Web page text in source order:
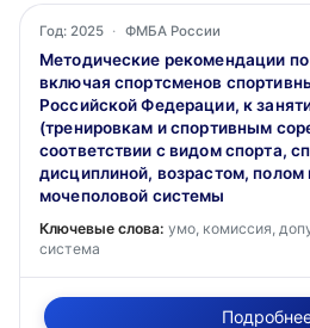
Год: 2025 · ФМБА России
Методические рекомендации
включая спортсменов
Российской Федерации, к
(тренировкам и спортивным
соответствии с видом спорта,
дисциплиной, возрастом, полом
мочеполовой системы
Ключевые слова: умо, комиссия,
система